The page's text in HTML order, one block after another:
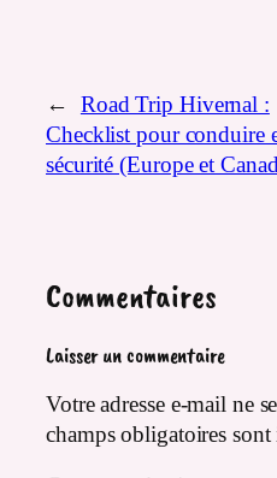
←
Road Trip Hivernal :
Checklist pour conduire
sécurité (Europe et
Commentaires
Laisser un commentaire
Votre adresse e-mail ne
champs obligatoires